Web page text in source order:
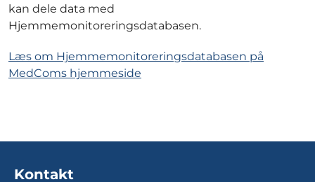
kan dele data med
Hjemmemonitoreringsdatabasen.
Læs om Hjemmemonitoreringsdatabasen på
MedComs hjemmeside
Kontakt